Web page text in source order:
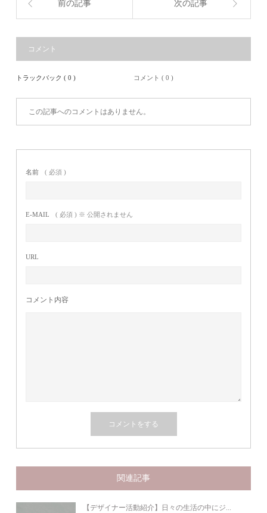
前の記事 次の記事
コメント
トラックバック ( 0 ) コメント ( 0 )
この記事へのコメントはありません。
名前 ( 必須 )
E-MAIL ( 必須 ) ※ 公開されません
URL
コメント内容
関連記事
【デザイナー活動紹介】日々の生活の中にジ...